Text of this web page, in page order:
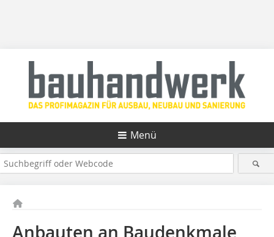
Menü
Anbauten an Baudenkmale